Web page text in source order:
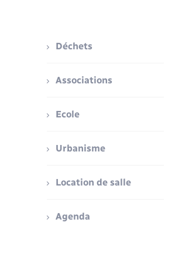
Déchets
Associations
Ecole
Urbanisme
Location de salle
Agenda